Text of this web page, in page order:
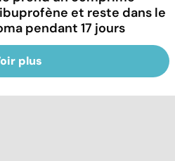
et reste dans le
pendant 17 jours
plus